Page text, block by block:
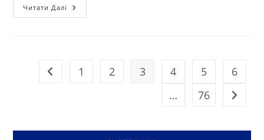
Читати Далі СПІВПРАЦЯ,
ЩО
ОСВІТА
РАЗОМ
Перейти до попередньої сторінки
1 2 3 4 5
6
…
76